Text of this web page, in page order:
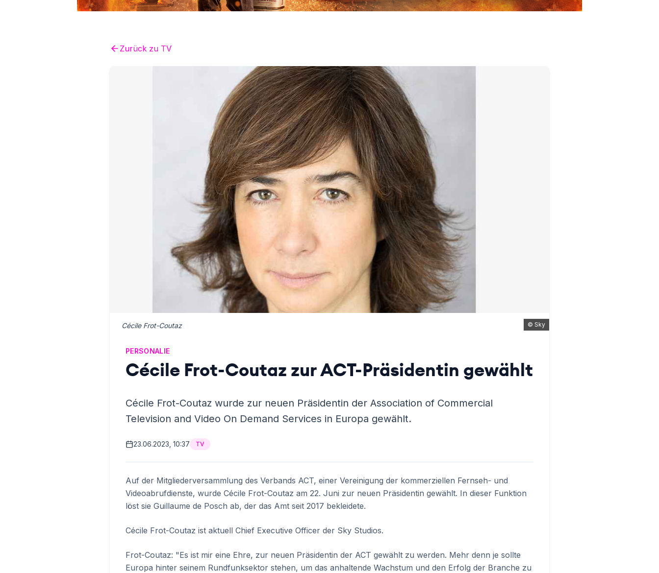
Zurück zu TV
© Sky
Cécile Frot-Coutaz
PERSONALIE
Cécile Frot-Coutaz zur ACT-Präsidentin gewählt
Cécile Frot-Coutaz wurde zur neuen Präsidentin der Association of Commercial
Television and Video On Demand Services in Europa gewählt.
23.06.2023, 10:37 TV
Auf der Mitgliederversammlung des Verbands ACT, einer Vereinigung der kommerziellen Fernseh- und
Videoabrufdienste, wurde Cécile Frot-Coutaz am 22. Juni zur neuen Präsidentin gewählt. In dieser Funktion
löst sie Guillaume de Posch ab, der das Amt seit 2017 bekleidete.
Cécile Frot-Coutaz ist aktuell Chief Executive Officer der Sky Studios.
Frot-Coutaz: "Es ist mir eine Ehre, zur neuen Präsidentin der ACT gewählt zu werden. Mehr denn je sollte
Europa hinter seinem Rundfunksektor stehen, um das anhaltende Wachstum und den Erfolg der Branche zu